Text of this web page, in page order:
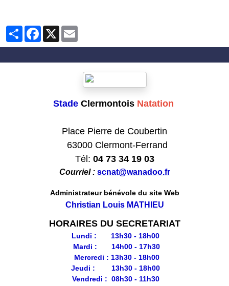
PartagerFacebook
X
Stade Clermontois Natation
Place Pierre de Coubertin
63000 Clermont-Ferrand
Tél: 04 73 34 19 03
Courriel : scnat@wanadoo.fr
Administrateur bénévole du site Web
Christian Louis MATHIEU
HORAIRES DU SECRETARIAT
Lundi : 13h30 - 18h00
Mardi : 14h00 - 17h30
Mercredi : 13h30 - 18h00
Jeudi : 13h30 - 18h00
Vendredi : 08h30 - 11h30